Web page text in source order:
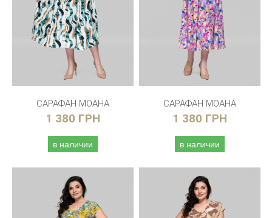
САРАФАН МОАНА
1 380 ГРН
в наличии
САРАФАН МОАНА
1 380 ГРН
в наличии